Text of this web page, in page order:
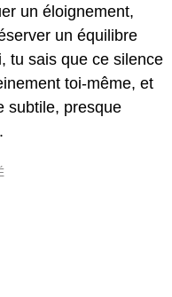
un éloignement,
un équilibre
tu sais que ce silence
toi-même, et
subtile, presque